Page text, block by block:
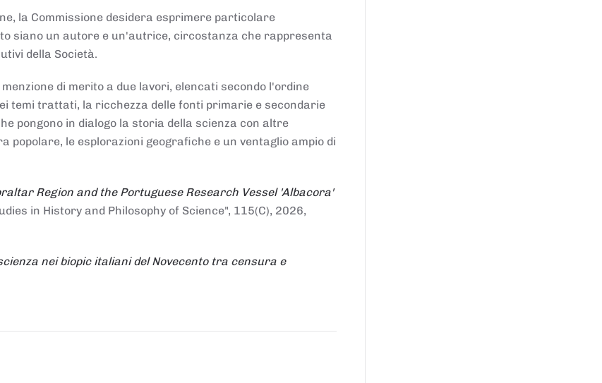
la Commissione desidera esprimere particolare
siano un autore e un'autrice, circostanza che rappresenta
della Società.
di merito a due lavori, elencati secondo l'ordine
temi trattati, la ricchezza delle fonti primarie e secondarie
pongono in dialogo la storia della scienza con altre
le esplorazioni geografiche e un ventaglio ampio di
Region and the Portuguese Research Vessel 'Albacora'
in History and Philosophy of Science", 115(C), 2026,
nei biopic italiani del Novecento tra censura e